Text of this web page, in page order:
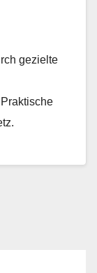
gezielte